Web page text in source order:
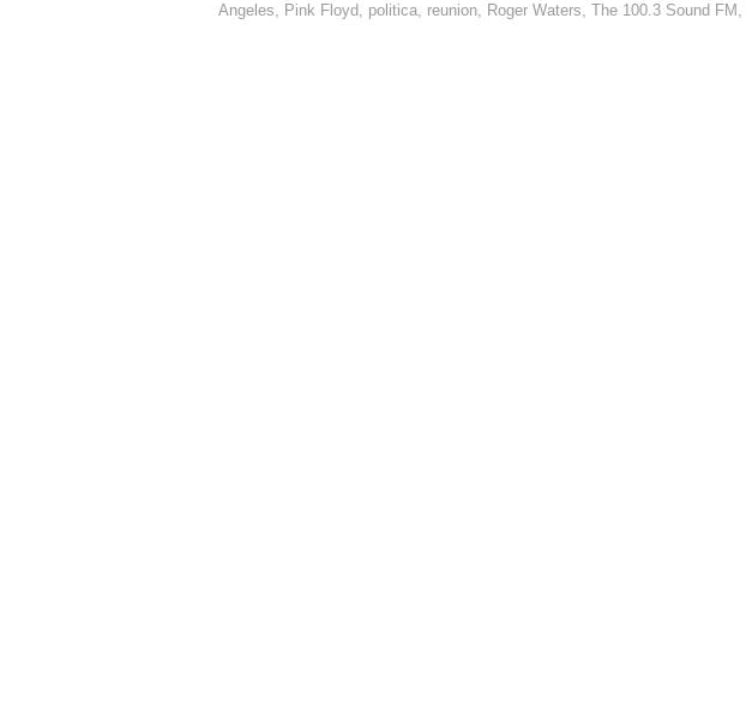
Angeles
Pink Floyd politica reunion Roger Waters The 100.3 Sound FM